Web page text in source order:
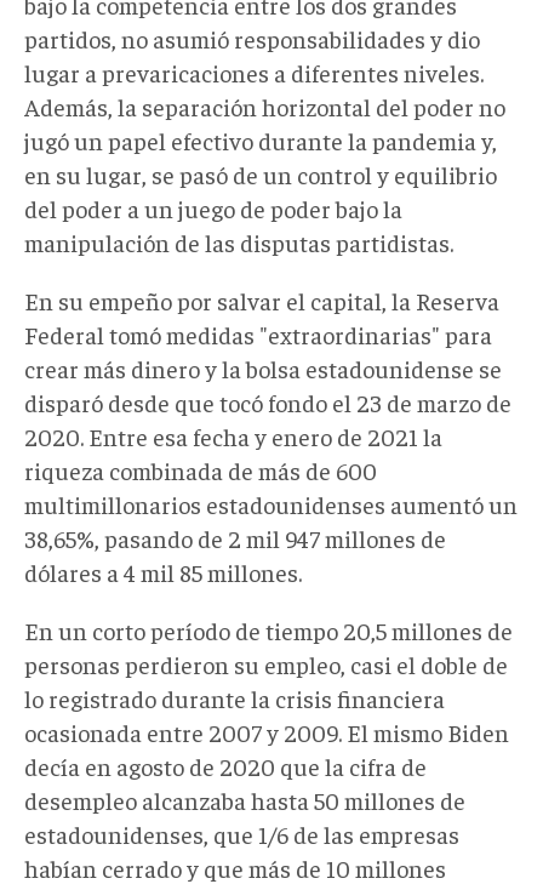
partidos, no asumió responsabilidades y dio
lugar a prevaricaciones a diferentes niveles.
Además, la separación horizontal del poder no
jugó un papel efectivo durante la pandemia y,
en su lugar, se pasó de un control y equilibrio
del poder a un juego de poder bajo la
manipulación de las disputas partidistas.
En su empeño por salvar el capital, la Reserva
Federal tomó medidas "extraordinarias" para
crear más dinero y la bolsa estadounidense se
disparó desde que tocó fondo el 23 de marzo de
2020. Entre esa fecha y enero de 2021 la
riqueza combinada de más de 600
multimillonarios estadounidenses aumentó un
38,65%, pasando de 2 mil 947 millones de
dólares a 4 mil 85 millones.
En un corto período de tiempo 20,5 millones de
personas perdieron su empleo, casi el doble de
lo registrado durante la crisis financiera
ocasionada entre 2007 y 2009. El mismo Biden
decía en agosto de 2020 que la cifra de
desempleo alcanzaba hasta 50 millones de
estadounidenses, que 1/6 de las empresas
habían cerrado y que más de 10 millones